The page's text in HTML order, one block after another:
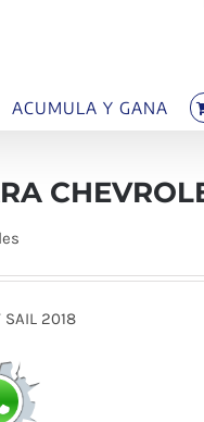
ACUMULA Y GANA
SAIL 2018